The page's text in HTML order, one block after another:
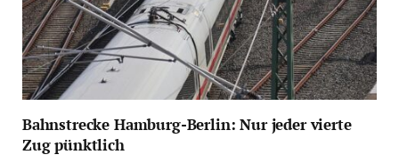
Bahnstrecke Hamburg-Berlin: Nur jeder vierte
Zug pünktlich